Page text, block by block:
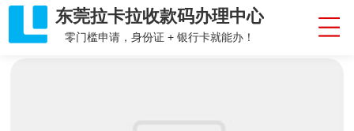
东莞拉卡拉收款码办理中心
零门槛申请，身份证 + 银行卡就能办！